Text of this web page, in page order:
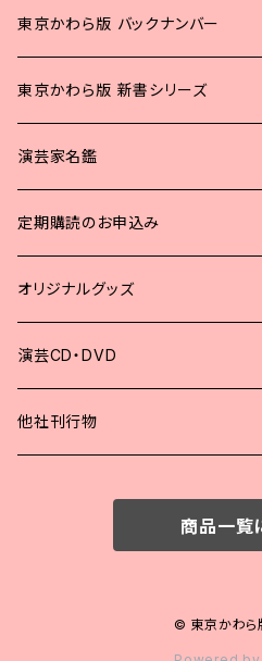
東京かわら版 バックナンバー
2025年
2024年
2023年
2022年
2021年
2020年
東京かわら版 新書シリーズ
演芸家名鑑
定期購読のお申込み
オリジナルグッズ
演芸CD・DVD
他社刊行物
商品一覧
© 東京かわら